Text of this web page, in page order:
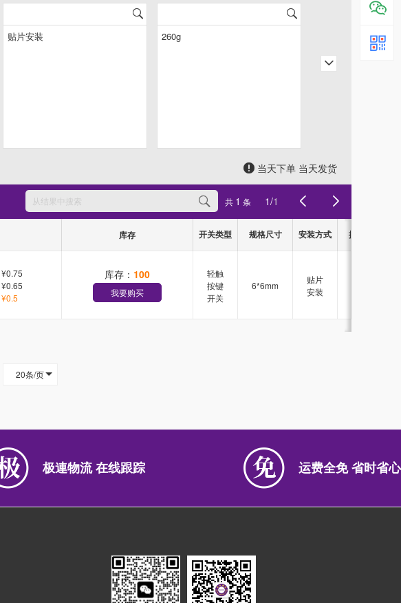
当天下单 当天发货
共 1 条 1/1
库存 开关类型 规格尺寸 安装方式 按压力
¥0.75
¥0.65
¥0.5
库存： 100
我要购买
轻触
按键
开关
6*6mm
贴片
安装
20条/页
极連物流 在线跟踪 运费全免 省时省心